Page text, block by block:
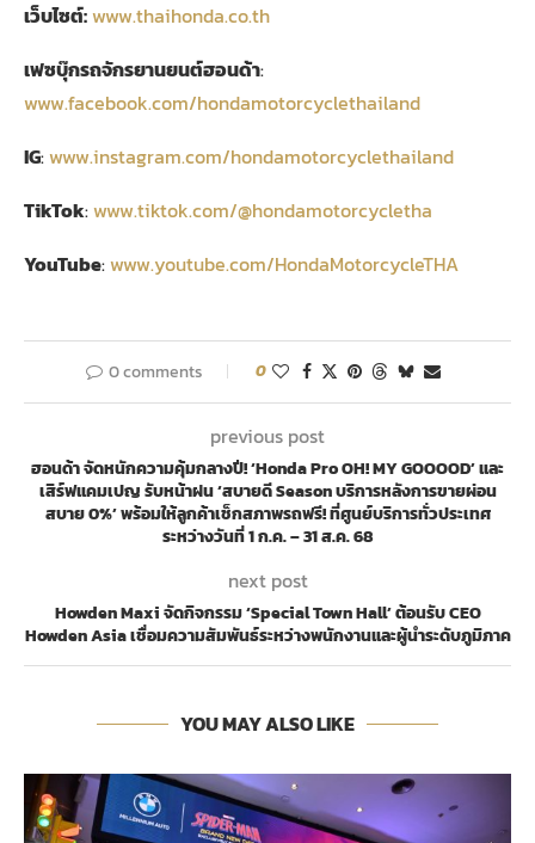
เว็บไซต์:www.thaihonda.co.th
เฟซบุ๊กรถจักรยานยนต์ฮอนด้า:
www.facebook.com/hondamotorcyclethailand
IG:www.instagram.com/hondamotorcyclethailand
TikTok:www.tiktok.com/@hondamotorcycletha
YouTube:www.youtube.com/HondaMotorcycleTHA
0 comments 0
previous post
ฮอนด้า จัดหนักความคุ้มกลางปี! ‘Honda Pro OH! MY GOOOOD’ และ
เสิร์ฟแคมเปญ รับหน้าฝน ‘สบายดี Season บริการหลังการขายผ่อน
สบาย 0%’ พร้อมให้ลูกค้าเช็กสภาพรถฟรี! ที่ศูนย์บริการทั่วประเทศ
ระหว่างวันที่ 1 ก.ค. – 31 ส.ค. 68
next post
Howden Maxi จัดกิจกรรม ‘Special Town Hall’ ต้อนรับ CEO
Howden Asia เชื่อมความสัมพันธ์ระหว่างพนักงานและผู้นำระดับภูมิภาค
YOU MAY ALSO LIKE